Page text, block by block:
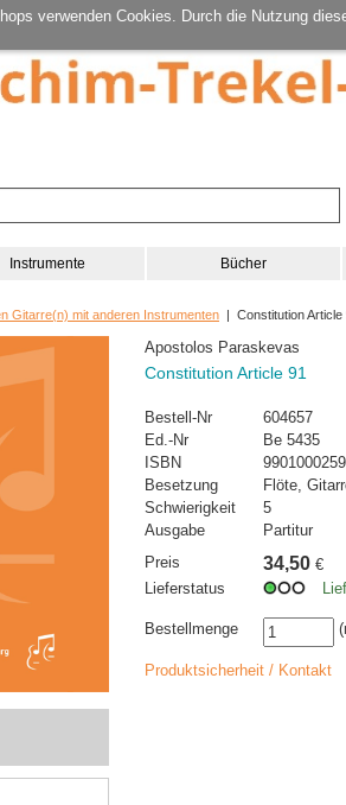
verwenden Cookies. Durch die Nutzung
Instrumente Bücher
Gitarre(n) mit anderen Instrumenten | Constitution Article
Apostolos Paraskevas
Constitution Article 91
Bestell-Nr
604657
Ed.-Nr
Be 5435
ISBN
Besetzung
Flöte,
Schwierigkeit
5
Ausgabe
Partitur
Preis
34,50 €
Lieferstatus
Bestellmenge
Produktsicherheit / Kontakt